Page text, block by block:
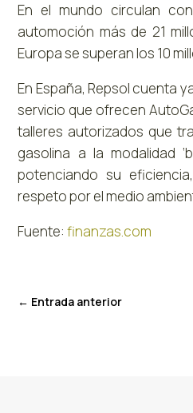
En el mundo circulan
automoción más de 21
Europa se superan los 10
En España, Repsol cuenta
servicio que ofrecen
talleres autorizados que
gasolina a la modalidad
potenciando su
respeto por el medio
Fuente:finanzas.com
← Entrada anterior